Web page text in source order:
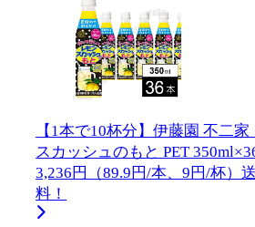
【1本で10杯分】伊藤園 不二家
スカッシュのもと PET
3,236円（89.9円/本、9円/杯）
料！